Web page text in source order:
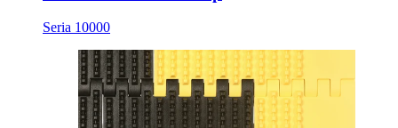
Seria 10000